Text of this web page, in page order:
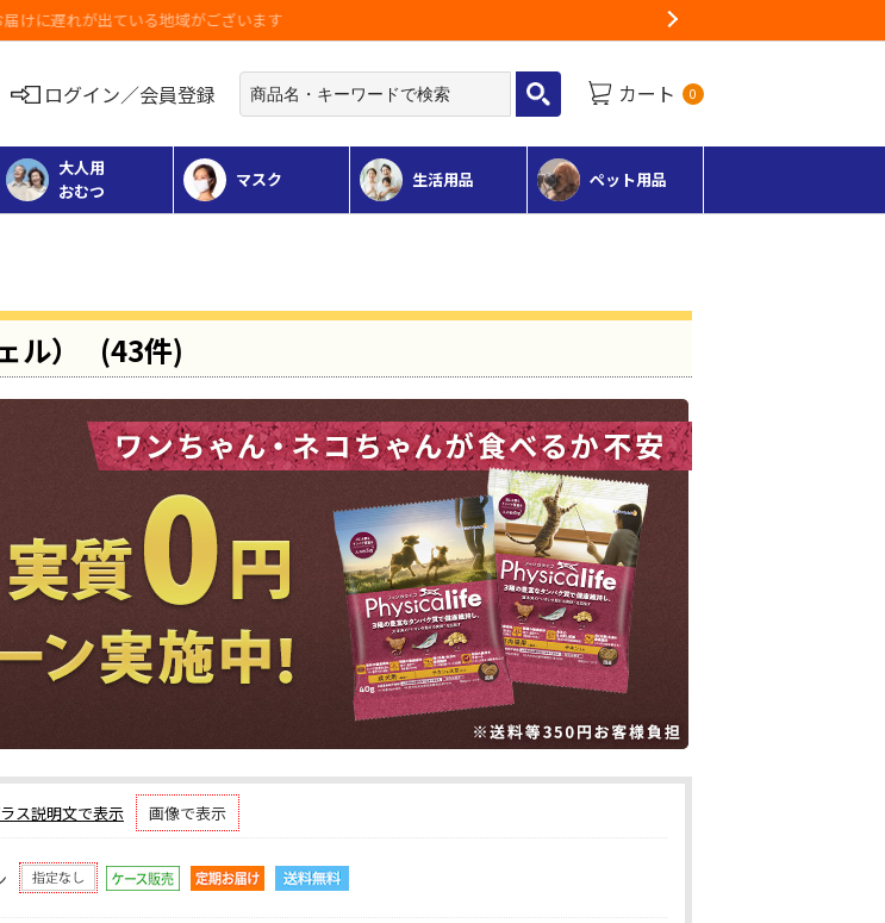
けに遅れが出ている地域がございます
ログイン／会員登録 カート 0
大人用
おむつ
マスク 生活用品 ペット用品
） (43件)
ス説明文で表示 画像で表示